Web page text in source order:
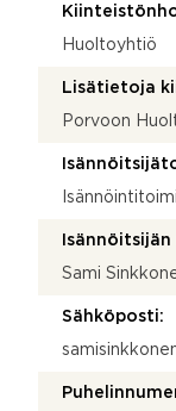
Huoltoyhtiö
Lisätietoja
Porvoon
Isännöitsijän
Sami
Sähköposti: